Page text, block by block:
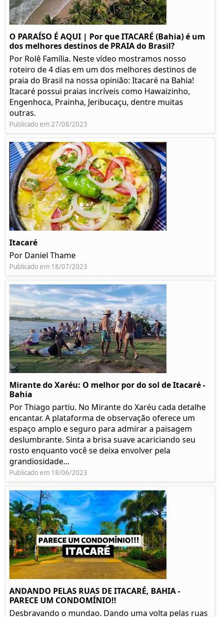
O PARAÍSO É AQUI | Por que ITACARÉ (Bahia) é um
dos melhores destinos de PRAIA do Brasil?
Por Rolê Família. Neste vídeo mostramos nosso
roteiro de 4 dias em um dos melhores destinos de
praia do Brasil na nossa opinião: Itacaré na Bahia!
Itacaré possui praias incríveis como Hawaizinho,
Engenhoca, Prainha, Jeribucaçu, dentre muitas
outras.
Publicado em 27/08/2023
Itacaré
Por Daniel Thame
Publicado em 18/07/2023
Mirante do Xaréu: O melhor por do sol de Itacaré -
Bahia
Por Thiago partiu. No Mirante do Xaréu cada detalhe
encantar. A plataforma de observação oferece um
espaço amplo e seguro para admirar a paisagem
deslumbrante. Sinta a brisa suave acariciando seu
rosto enquanto você se deixa envolver pela
grandiosidade...
Publicado em 18/06/2023
ANDANDO PELAS RUAS DE ITACARÉ, BAHIA -
PARECE UM CONDOMÍNIO!!
Desbravando o mundao. Dando uma volta pelas ruas